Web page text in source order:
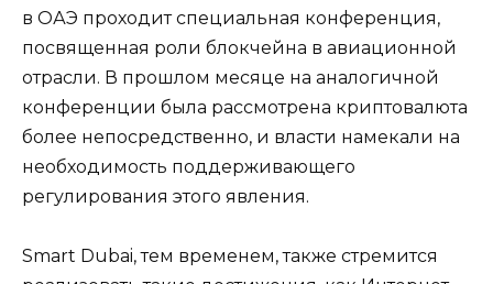
в ОАЭ проходит специальная конференция,
посвященная роли блокчейна в авиационной
отрасли. В прошлом месяце на аналогичной
конференции была рассмотрена криптовалюта
более непосредственно, и власти намекали на
необходимость поддерживающего
регулирования этого явления.
Smart Dubai, тем временем, также стремится